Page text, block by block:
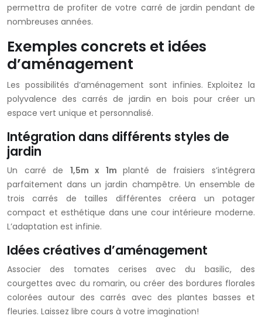
permettra de profiter de votre carré de jardin pendant de
nombreuses années.
Exemples concrets et idées
d’aménagement
Les possibilités d’aménagement sont infinies. Exploitez la
polyvalence des carrés de jardin en bois pour créer un
espace vert unique et personnalisé.
Intégration dans différents styles de
jardin
Un carré de 1,5m x 1mplanté de fraisiers s’intégrera
parfaitement dans un jardin champêtre. Un ensemble de
trois carrés de tailles différentes créera un potager
compact et esthétique dans une cour intérieure moderne.
L’adaptation est infinie.
Idées créatives d’aménagement
Associer des tomates cerises avec du basilic, des
courgettes avec du romarin, ou créer des bordures florales
colorées autour des carrés avec des plantes basses et
fleuries. Laissez libre cours à votre imagination!